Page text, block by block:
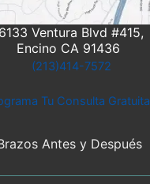
Ventura Blvd #415,
Encino CA 91436
(213)414-7572
Tu Consulta Gratuita
Antes y Después